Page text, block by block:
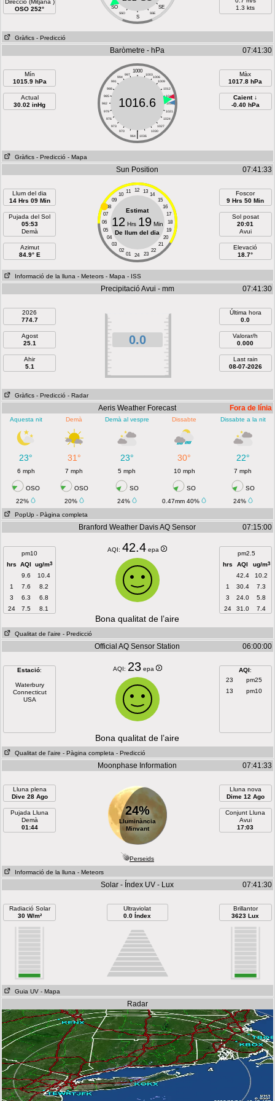
Direcció (Mitjana )
OSO 252°
SO
SE
S
SSO SSE
1.3 kts
Gràfics - Predicció
Baròmetre - hPa 07:41:30
Mín
1015.9 hPa
Actual
30.02 inHg
1000
991 1009
982 1018
973 1027
997 1003
994 1006
988
1012
985
1015
979
1021
976
1024
970
1030
964
1036
|
1016.6
Màx
1017.8 hPa
Caient ↓
-0.40 hPa
Gràfics - Predicció - Mapa
Sun Position 07:41:33
Llum del dia
14 Hrs 09 Min
Pujada del Sol
05:53
Demà
Azimut
84.9° E
12
11 13
10
14
09
15
08
16
07
17
06
18
05
19
04
20
03
21
02
22
01 23
24
Estimat
12 Hrs 19Min
De llum del dia
Foscor
9 Hrs 50 Min
Sol posat
20:01
Avui
Elevació
18.7°
Informació de la lluna - Meteors - Mapa - ISS
Precipitació Avui - mm 07:41:30
2026
774.7
Agost
25.1
Ahir
5.1
0.0
Última hora
0.0
Valorar/h
0.000
Last rain
08-07-2026
Gràfics - Predicció - Radar
Aeris Weather Forecast Fora de línia
Aquesta nit Demà Demà al vespre Dissabte Dissabte a la nit
23° 31° 23° 30° 22°
6 mph 7 mph 5 mph 10 mph 7 mph
OSO OSO SO SO
SO
22%
20% 24% 0.47mm 40%
24%
PopUp - Pàgina completa
Branford Weather Davis AQ Sensor 07:15:00
pm10
hrs
AQI ug/m3
9.6
10.4
1
7.6
8.2
3
6.3
6.8
24
7.5 8.1
AQI:42.4 epa
pm2.5
hrs
AQI ug/m3
42.4
10.2
1
30.4
7.3
3
24.0
5.8
24
31.0 7.4
Bona qualitat de l’aire
Qualitat de l'aire - Predicció
Official AQ Sensor Station 06:00:00
Estació:
Waterbury
Connecticut
USA
AQI: 23 epa AQI:
23
pm25
13
pm10
Bona qualitat de l’aire
Qualitat de l'aire - Pàgina completa - Predicció
Moonphase Information 07:41:33
Lluna plena
Dive 28 Ago
Pujada Lluna
Demà
01:44
24%
Lluminància
Minvant
Lluna nova
Dime 12 Ago
Conjunt Lluna
Avui
17:03
Perseids
Informació de la lluna - Meteors
Solar - Índex UV - Lux 07:41:30
Radiació Solar
30 W/m²
Ultraviolat
0.0 Índex
Brillantor
3623 Lux
Guia UV - Mapa
Radar